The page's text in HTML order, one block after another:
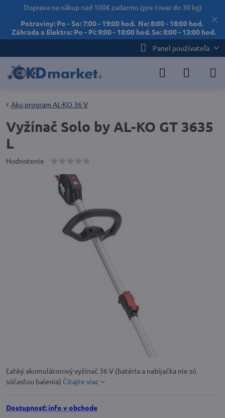
✕
Doprava na nákup nad 100€ zadarmo (pre tovar do 30 kg)
Potraviny: Po - So: 7:00 - 19:00 hod. Ne: 8:00 - 18:00 hod.
Záhrada a Elektro: Po - Pi: 9:00 - 18:00 hod. So: 8:00 - 13:00 hod.
Panel používateľa
Aku program AL-KO 36 V
Vyžínač Solo by AL-KO GT 3635
L
Hodnotenie
Ľahký akumulátorový vyžínač 36 V (batéria a nabíjačka nie sú
súčasťou balenia) Čítajte viac
Dostupnosť: info v obchode